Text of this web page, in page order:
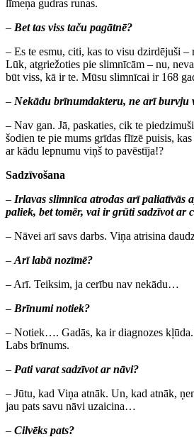
līmeņa gudras runas.
– Bet tas viss taču pagātnē?
– Es te esmu, citi, kas to visu dzirdējuši
Lūk, atgriežoties pie slimnīcām – nu,
būt viss, kā ir te. Mūsu slimnīcai ir 168
– Nekādu brīnumdakteru, ne arī burvju
– Nav gan. Jā, paskaties, cik te
šodien te pie mums grīdas flīzē puisis,
ar kādu lepnumu viņš to pavēstīja!?
Sadzīvošana
– Irlavas slimnīca atrodas arī paliatīvās
paliek, bet tomēr, vai ir grūti sadzīvot ar
– Nāvei arī savs darbs. Viņa atrisina
– Arī labā nozīmē?
– Arī. Teiksim, ja cerību nav nekādu…
– Brīnumi notiek?
– Notiek…. Gadās, ka ir diagnozes
Labs brīnums.
– Pati varat sadzīvot ar nāvi?
– Jūtu, kad Viņa atnāk. Un, kad atnāk,
jau pats savu nāvi uzaicina…
– Cilvēks pats?